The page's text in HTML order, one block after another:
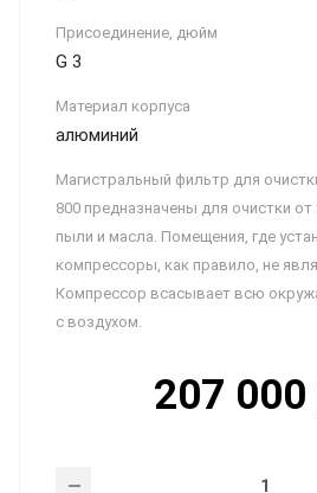
Присоединение, дюйм
G 3
Материал корпуса
алюминий
Магистральный фильтр для
800 предназначены для очистки от
пыли и масла. Помещения, где
компрессоры, как правило, не
Компрессор всасывает всю
с воздухом.
207 000